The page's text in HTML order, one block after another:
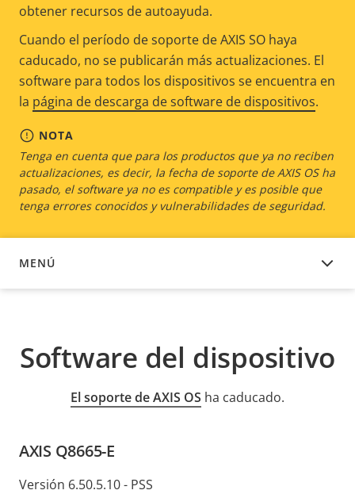
obtener recursos de autoayuda.
Cuando el período de soporte de AXIS SO haya
caducado, no se publicarán más actualizaciones. El
software para todos los dispositivos se encuentra en
la página de descarga de software de dispositivos.
NOTA
Tenga en cuenta que para los productos que ya no reciben
actualizaciones, es decir, la fecha de soporte de AXIS OS ha
pasado, el software ya no es compatible y es posible que
tenga errores conocidos y vulnerabilidades de seguridad.
MENÚ
SOFTWARE DEL DISPOSITIVO
Software del dispositivo
El soporte de AXIS OS ha caducado.
AXIS Q8665-E
Versión 6.50.5.10 - PSS